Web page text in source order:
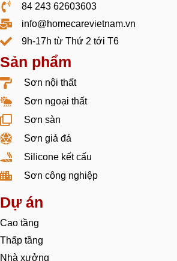
84 243 62603603
info@homecarevietnam.vn
9h-17h từ Thứ 2 tới T6
Sản phẩm
Sơn nội thất
Sơn ngoại thất
Sơn sàn
Sơn giả đá
Silicone kết cấu
Sơn công nghiệp
Dự án
Cao tầng
Thấp tầng
Nhà xưởng